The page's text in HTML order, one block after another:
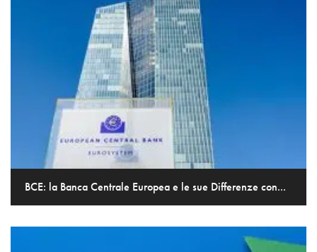
BCE: la Banca Centrale Europea e le sue Differenze con...